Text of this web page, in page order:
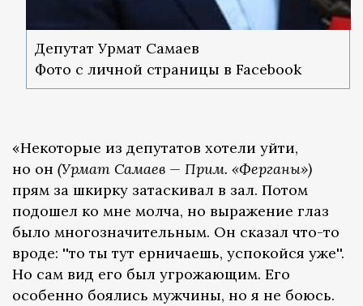
Депутат Урмат Самаев
Фото с личной страницы в Facebook
«Некоторые из депутатов хотели уйти,
но он (Урмат Самаев — Прим. «Ферганы»)
прям за шкирку затаскивал в зал. Потом
подошел ко мне молча, но выражение глаз
было многозначительным. Он сказал что-то
вроде: ''то ты тут ерничаешь, успокойся уже''.
Но сам вид его был угрожающим. Его
особенно боялись мужчины, но я не боюсь.